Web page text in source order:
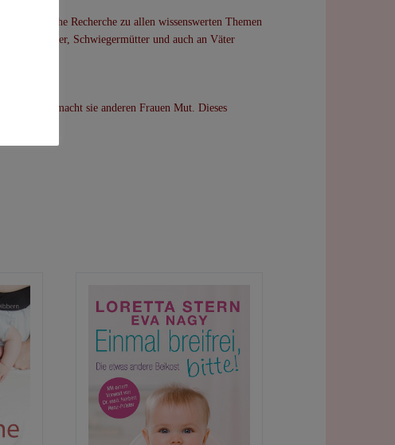
Recherche zu allen wissenswerten Themen
Mütter, Schwiegermütter und auch an Väter
ist. So macht sie anderen Frauen Mut. Dieses